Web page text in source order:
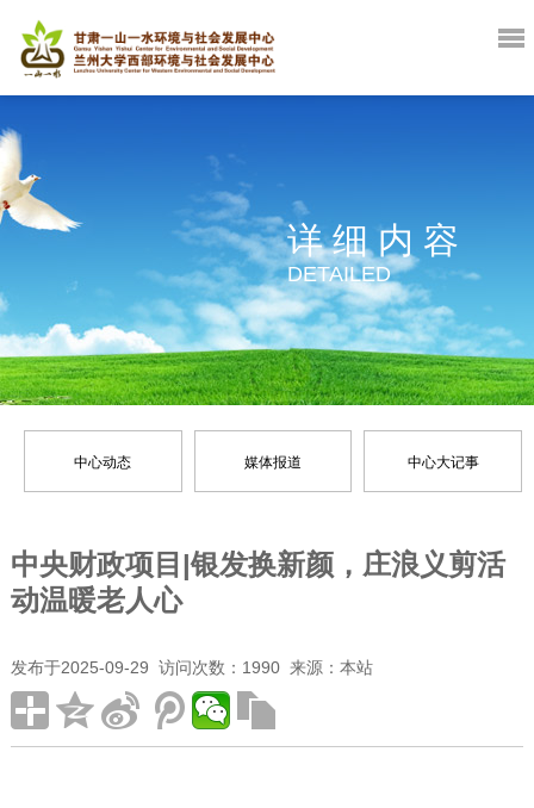
详细内容
DETAILED
中心动态 媒体报道 中心大记事
中央财政项目|银发换新颜，庄浪义剪活
动温暖老人心
发布于2025-09-29 访问次数：1990 来源：本站